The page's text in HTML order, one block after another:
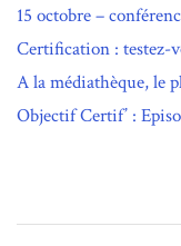
15 octobre –
Certification : testez-
A la médiathèque, le
Objectif Certif’ :